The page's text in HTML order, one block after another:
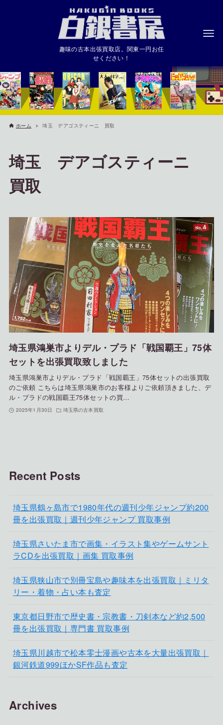
趣味の古本出張買取店。関東一円お任
せください！
ホーム 埼玉 デアゴスティーニ 買取
埼玉 デアゴスティーニ
買取
埼玉県鴻巣市よりデル・プラド「戦国覇王」75体
セットを出張買取致しました
埼玉県鴻巣市よりデル・プラド「戦国覇王」75体セットの出張買取
のご依頼 こちらは埼玉県鴻巣市のお客様よりご依頼頂きました、デ
ル・プラドの戦国覇王75体セットの買…
2025年1月30日 埼玉県の古本買取
Recent Posts
埼玉県鶴ヶ島市で1980年代の週刊少年ジャンプ約200
冊を出張買取｜週刊少年ジャンプ 買取事例
埼玉県さいたま市で画集・イラスト集やゲームサント
ラCDを出張買取｜画集 買取事例
埼玉県狭山市で別冊宝島や趣味本を出張買取｜ミリタ
リー・着物・占い本も査定
東京都日野市で歴史書・宗教書・刀剣本など約2,500
冊を出張買取｜専門書 買取事例
埼玉県川越市で松本零士漫画や古本を大量出張買取｜
銀河鉄道999ほかSF作品も査定
Archives